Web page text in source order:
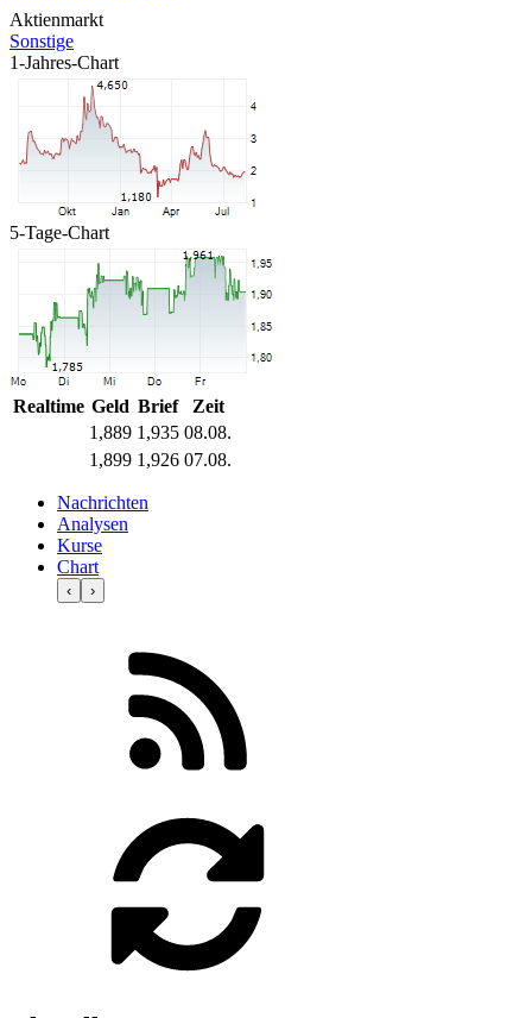
Aktienmarkt
Sonstige
1-Jahres-Chart
5-Tage-Chart
Realtime Geld Brief
Zeit
1,889 1,935 08.08.
1,899 1,926 07.08.
Nachrichten
Analysen
Kurse
Chart
‹ ›